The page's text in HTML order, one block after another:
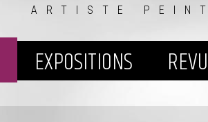
ARTISTE
EXPOSITIONS